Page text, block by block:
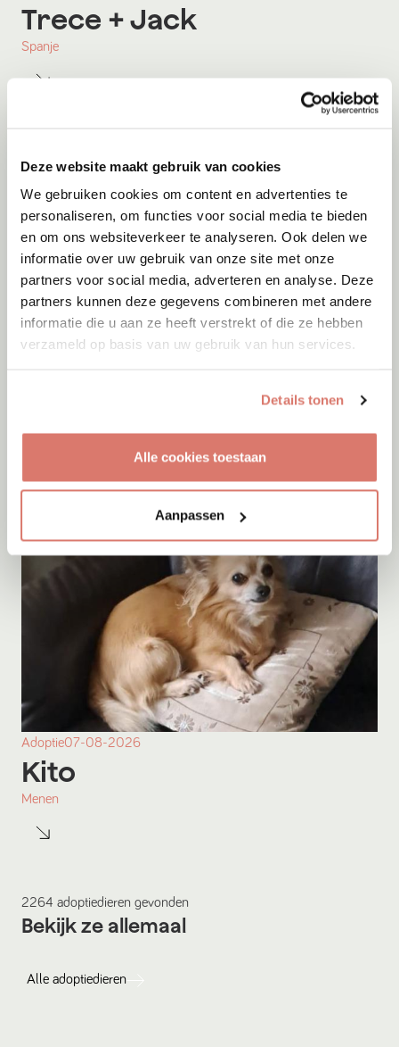
Deze website maakt gebruik van cookies
We gebruiken cookies om content en advertenties te
personaliseren, om functies voor social media te bieden
en om ons websiteverkeer te analyseren. Ook delen we
informatie over uw gebruik van onze site met onze
partners voor social media, adverteren en analyse. Deze
partners kunnen deze gegevens combineren met andere
informatie die u aan ze heeft verstrekt of die ze hebben
verzameld op basis van uw gebruik van hun services.
Details tonen
Alle cookies toestaan
Aanpassen
Trece + Jack
Spanje
Adoptie07-08-2026
Kito
Menen
2264 adoptiedieren gevonden
Bekijk ze allemaal
Alle adoptiedieren